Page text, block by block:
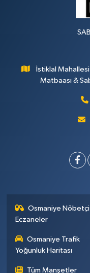
İstiklal
Matbaası &
Osmaniye Nöbetçi
Eczaneler
Osmaniye Trafik
Yoğunluk Haritası
Tüm Manşetler